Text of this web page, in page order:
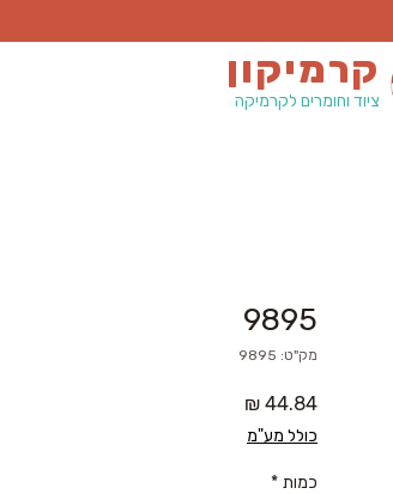
קרמיקון
ציוד וחומרים לקרמיקה
9895
מק"ט: 9895
כולל מע"מ
כמות *